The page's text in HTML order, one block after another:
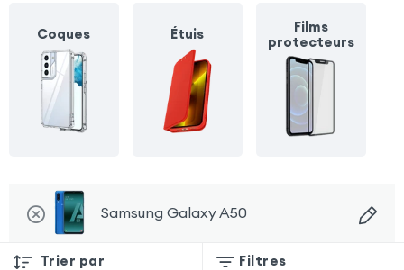
Coques Étuis
Films
protecteurs
Samsung Galaxy A50
Trier par Filtres